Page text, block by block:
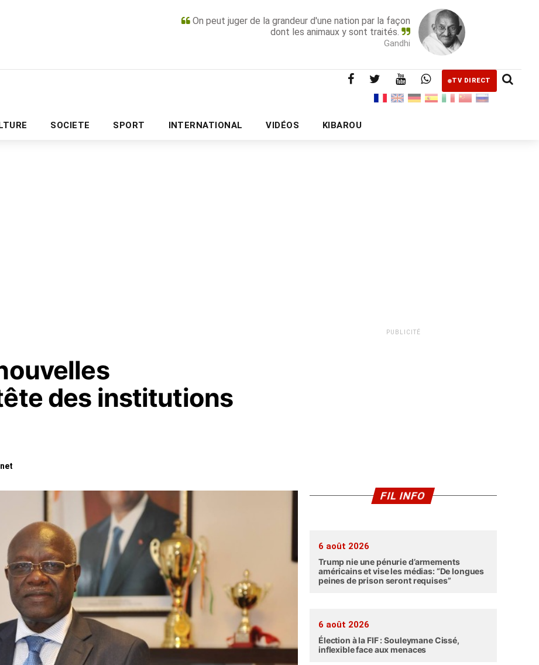
On peut juger de la grandeur d'une nation par la façon
dont les animaux y sont traités.
Gandhi
TV DIRECT
SOCIETE SPORT INTERNATIONAL VIDÉOS KIBAROU
PUBLICITÉ
des institutions
PUBLICITÉ
FIL INFO
6 août 2026
Trump nie une pénurie d’armements
américains et vise les médias: “De longues
peines de prison seront requises”
6 août 2026
Élection à la FIF : Souleymane Cissé,
inflexible face aux menaces